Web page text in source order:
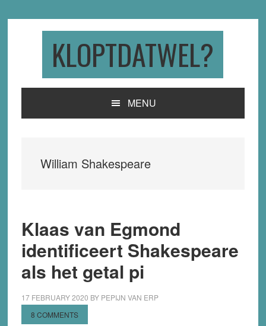
KLOPTDATWEL?
MENU
William Shakespeare
Klaas van Egmond
identificeert Shakespeare
als het getal pi
17 FEBRUARY 2020 BY PEPIJN VAN ERP
8 COMMENTS